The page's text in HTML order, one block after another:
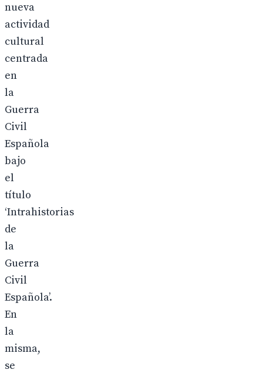
nueva
actividad
cultural
centrada
en
la
Guerra
Civil
Española
bajo
el
título
‘Intrahistorias
de
la
Guerra
Civil
Española’.
En
la
misma,
se